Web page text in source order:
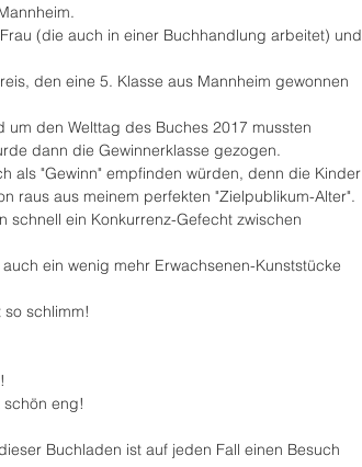
(die auch in einer Buchhandlung arbeitet) und
den eine 5. Klasse aus Mannheim gewonnen
den Welttag des Buches 2017 mussten
dann die Gewinnerklasse gezogen.
als "Gewinn" empfinden würden, denn die Kinder
raus aus meinem perfekten "Zielpublikum-Alter".
schnell ein Konkurrenz-Gefecht zwischen
ein wenig mehr Erwachsenen-Kunststücke
schlimm!
eng!
Buchladen ist auf jeden Fall einen Besuch